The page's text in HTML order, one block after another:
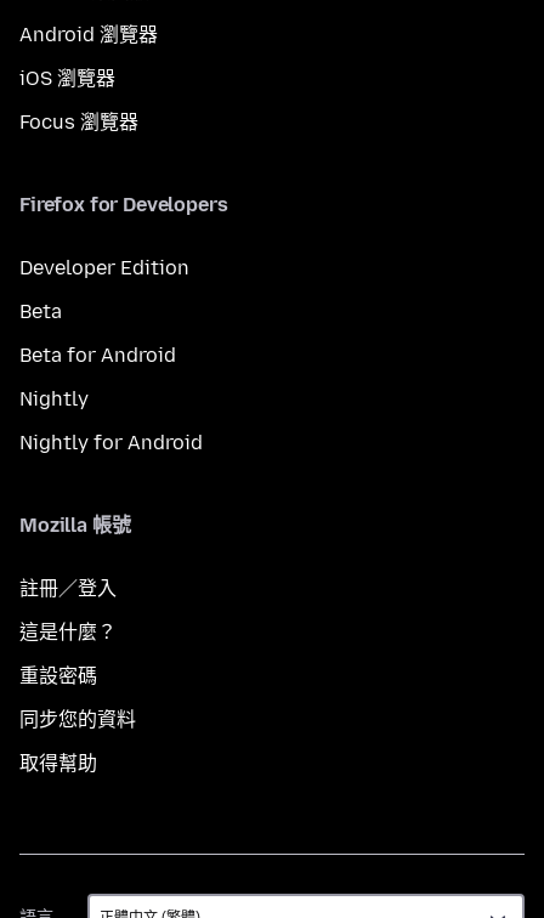
Android 瀏覽器
iOS 瀏覽器
Focus 瀏覽器
Firefox for Developers
Developer Edition
Beta
Beta for Android
Nightly
Nightly for Android
Mozilla 帳號
註冊／登入
這是什麼？
重設密碼
同步您的資料
取得幫助
語